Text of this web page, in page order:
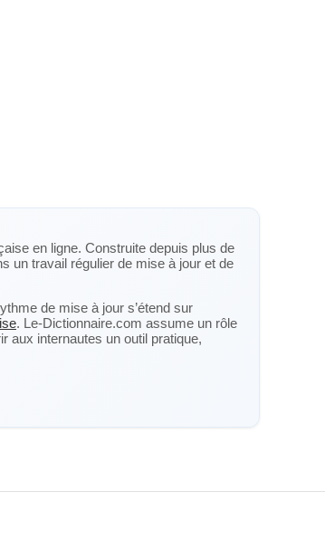
en ligne. Construite depuis plus de
un travail régulier de mise à jour et de
de mise à jour s’étend sur
. Le-Dictionnaire.com assume un rôle
aux internautes un outil pratique,